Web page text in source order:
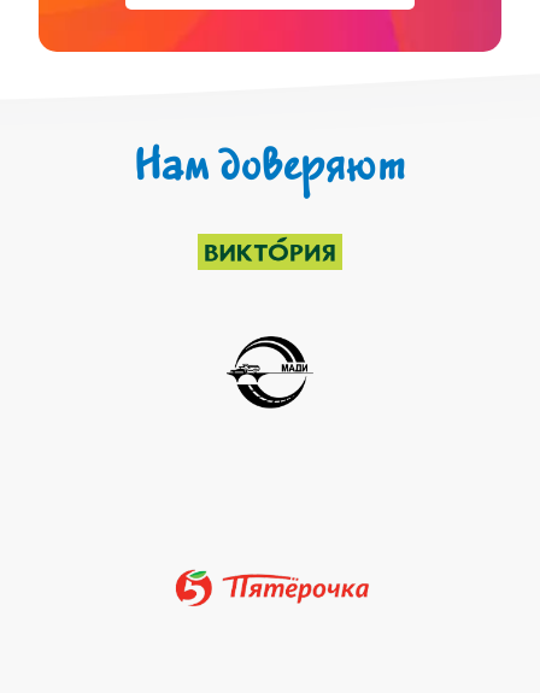
Нам доверяют